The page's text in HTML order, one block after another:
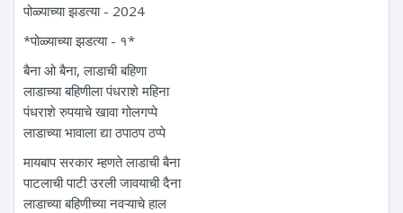
पोळ्याच्या झडत्या - 2024
*पोळ्याच्या झडत्या - १*
बैना ओ बैना, लाडाची बहिणा
लाडाच्या बहिणीला पंधराशे महिना
पंधराशे रुपयाचे खावा गोलगप्पे
लाडाच्या भावाला द्या ठपाठप ठप्पे
मायबाप सरकार म्हणते लाडाची बैना
पाटलाची पाटी उरली जावयाची दैना
लाडाच्या बहिणीच्या नवऱ्याचे हाल